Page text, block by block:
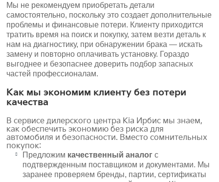
Мы не рекомендуем приобретать детали
самостоятельно, поскольку это создает дополнительные
проблемы и финансовые потери. Клиенту приходится
тратить время на поиск и покупку, затем везти деталь к
нам на диагностику, при обнаружении брака — искать
замену и повторно оплачивать установку. Гораздо
выгоднее и безопаснее доверить подбор запасных
частей профессионалам.
Как мы экономим клиенту без потери
качества
В сервисе дилерского центра Kia Ирбис мы знаем,
как обеспечить экономию без риска для
автомобиля и безопасности. Вместо сомнительных
покупок:
Предложим качественный аналог с
подтвержденным поставщиком и документами. Мы
заранее проверяем бренды, партии, сертификаты